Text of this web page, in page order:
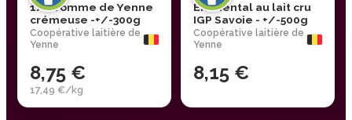
1/2 Tomme de Yenne
crémeuse -+/-300g
Coopérative laitière de
Yenne
8,75 €
17,49 €/kg
Emmental au lait cru
IGP Savoie - +/-500g
Coopérative laitière de
Yenne
8,15 €